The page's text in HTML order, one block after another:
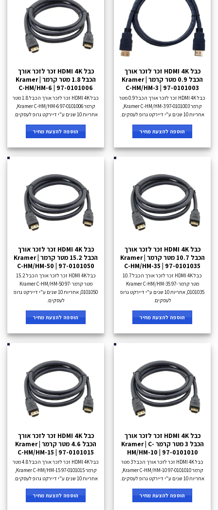
כבל HDMI 4K זכר לזכר אורך
הכבל 0.9 מטר קרמר Kramer |
C-HM/HM-3 | 97-0101003
כבל HDMI 4K זכר לזכר אורך הכבל 0.9 מטר
אחריות 10 שנים ע"י דיירקט גרופ לעסקים.
הוספה להצעת מחיר
כבל HDMI 4K זכר לזכר אורך
הכבל 1.8 מטר קרמר Kramer |
C-HM/HM-6 | 97-0101006
כבל HDMI 4K זכר לזכר אורך הכבל 1.8 מטר
אחריות 10 שנים ע"י דיירקט גרופ לעסקים.
הוספה להצעת מחיר
כבל HDMI 4K זכר לזכר אורך
הכבל 10.7 מטר קרמר Kramer |
C-HM/HM-35 | 97-0101035
כבל HDMI 4K זכר לזכר אורך הכבל 10.7
מטר קרמר Kramer C-HM/HM-35 97-
0101035, אחריות 10 שנים ע"י דיירקט גרופ
לעסקים.
הוספה להצעת מחיר
כבל HDMI 4K זכר לזכר אורך
הכבל 15.2 מטר קרמר Kramer |
C-HM/HM-50 | 97-0101050
כבל HDMI 4K זכר לזכר אורך הכבל 15.2
מטר קרמר Kramer C-HM/HM-50 97-
0101050, אחריות 10 שנים ע"י דיירקט גרופ
לעסקים.
הוספה להצעת מחיר
כבל HDMI 4K זכר לזכר אורך
הכבל 3 מטר קרמר Kramer | C-
HM/HM-10 | 97-0101010
כבל HDMI 4K זכר לזכר אורך הכבל 3 מטר
קרמר Kramer C-HM/HM-10 97-0101010,
אחריות 10 שנים ע"י דיירקט גרופ לעסקים.
הוספה להצעת מחיר
כבל HDMI 4K זכר לזכר אורך
הכבל 4.6 מטר קרמר Kramer |
C-HM/HM-15 | 97-0101015
כבל HDMI 4K זכר לזכר אורך הכבל 4.8 מטר
קרמר Kramer C-HM/HM-15 97-0101015,
אחריות 10 שנים ע"י דיירקט גרופ לעסקים.
הוספה להצעת מחיר